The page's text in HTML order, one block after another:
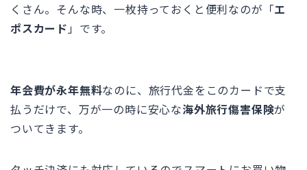
くさん。そんな時、一枚持っておくと便利なのが「エ
ポスカード 」です。
年会費が永年無料なのに、旅行代金をこのカードで支
払うだけで、万が一の時に安心な海外旅行傷害保険が
ついてきます。